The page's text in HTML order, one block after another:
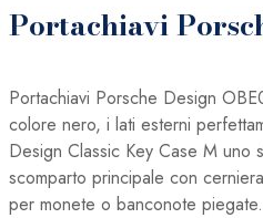
Portachiavi
Portachiavi Porsche Design
colore nero, i lati esterni
Design Classic Key Case M uno
scomparto principale con
per monete o banconote piegate.